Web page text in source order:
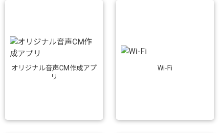
オリジナル音声CM作成アプ
リ
Wi-Fi